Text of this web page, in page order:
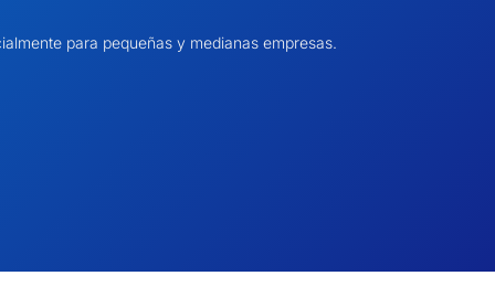
para pequeñas y medianas empresas.